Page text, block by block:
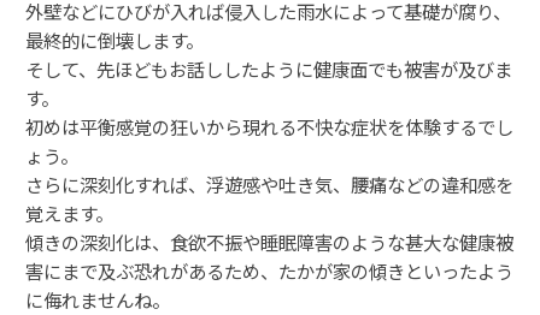
外壁などにひびが入れば侵入した雨水によって基礎が腐り、
最終的に倒壊します。
そして、先ほどもお話ししたように健康面でも被害が及びま
す。
初めは平衡感覚の狂いから現れる不快な症状を体験するでし
ょう。
さらに深刻化すれば、浮遊感や吐き気、腰痛などの違和感を
覚えます。
傾きの深刻化は、食欲不振や睡眠障害のような甚大な健康被
害にまで及ぶ恐れがあるため、たかが家の傾きといったよう
に侮れませんね。